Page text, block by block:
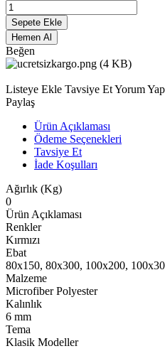
Sepete Ekle
Hemen Al
Beğen
Listeye Ekle Tavsiye EtYorum Yap
Paylaş
Ürün Açıklaması
Ödeme Seçenekleri
Tavsiye Et
İade Koşulları
Ağırlık (Kg)
0
Ürün Açıklaması
Renkler
Kırmızı
Ebat
80x150, 80x300, 100x200,
Malzeme
Microfiber Polyester
Kalınlık
6 mm
Tema
Klasik Modeller